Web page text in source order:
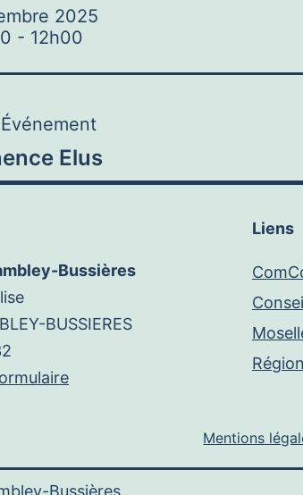
2025
- 12h00
Elus
Bussières
BUSSIERES
Liens
Mentions
Bussières